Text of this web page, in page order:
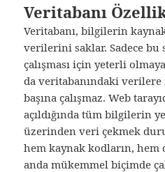
Veritabanı
Veritabanı, bilgilerin
verilerini saklar. Sadece bu
çalışması için yeterli
da veritabanındaki verilere
başına çalışmaz. Web
açıldığında tüm bilgilerin
üzerinden veri çekmek
hem kaynak kodların, hem
anda mükemmel biçimde